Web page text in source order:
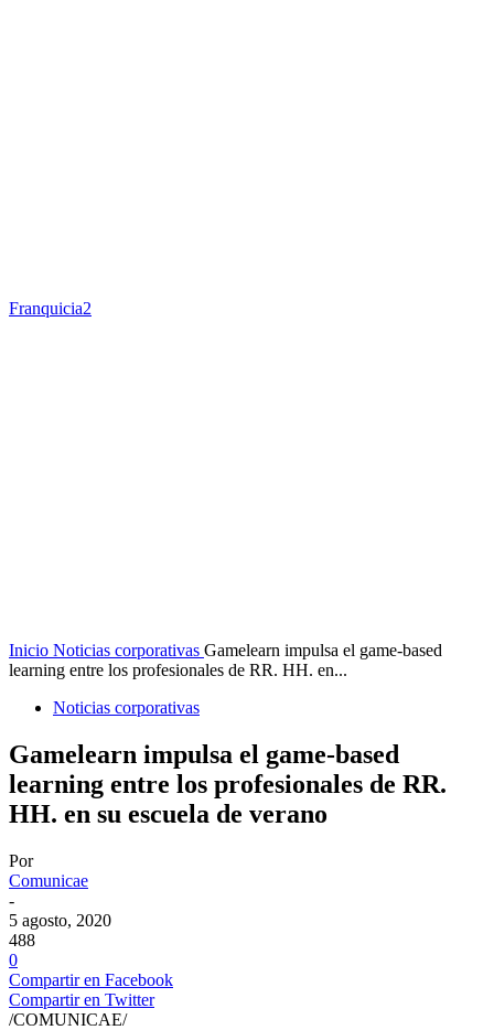
Franquicia2
Inicio Noticias corporativas Gamelearn impulsa el game-based
learning entre los profesionales de RR. HH. en...
Noticias corporativas
Gamelearn impulsa el game-based
learning entre los profesionales de RR.
HH. en su escuela de verano
Por
Comunicae
-
5 agosto, 2020
488
0
Compartir en Facebook
Compartir en Twitter
/COMUNICAE/